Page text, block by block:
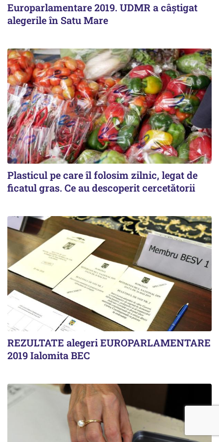
Europarlamentare 2019. UDMR a câștigat
alegerile în Satu Mare
Plasticul pe care îl folosim zilnic, legat de
ficatul gras. Ce au descoperit cercetătorii
REZULTATE alegeri EUROPARLAMENTARE
2019 Ialomita BEC